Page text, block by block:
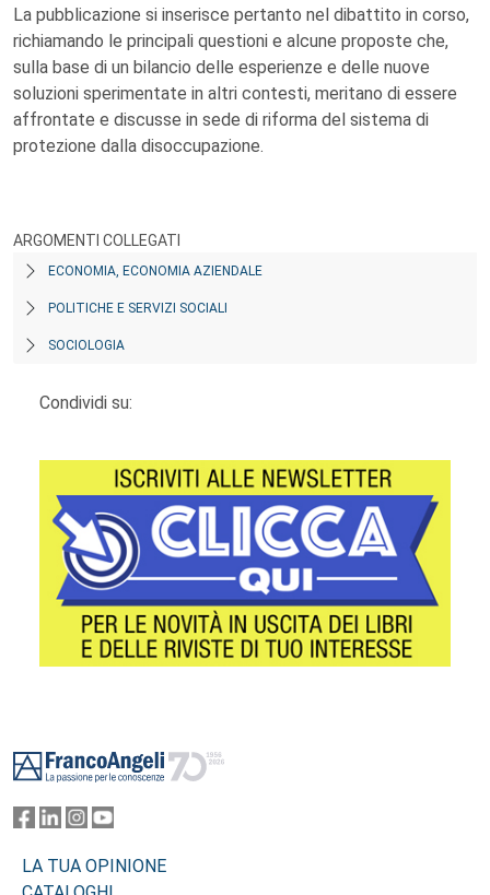
La pubblicazione si inserisce pertanto nel dibattito in corso,
richiamando le principali questioni e alcune proposte che,
sulla base di un bilancio delle esperienze e delle nuove
soluzioni sperimentate in altri contesti, meritano di essere
affrontate e discusse in sede di riforma del sistema di
protezione dalla disoccupazione.
ARGOMENTI COLLEGATI
ECONOMIA, ECONOMIA AZIENDALE
POLITICHE E SERVIZI SOCIALI
SOCIOLOGIA
Condividi su:
LA TUA OPINIONE